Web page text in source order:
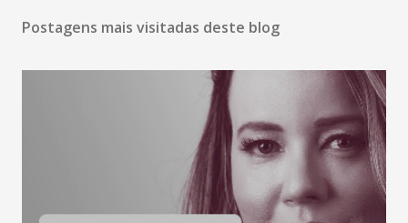
de negócios do Nordeste, reunindo profissionais de marcas
LinkedIn, VISA, Grupo 3corações, TikTok e M. Dias Branco.
A nova edição chega em um momento em que autenticidade
e consistência ganham peso nas conversas sobre marca,
liderança e estratégia. - Vivemos um momento em que todo
mundo fala muito e poucos entregam de verdade. O NM2B
sempre existiu para dar palco a quem constrói com
Postagens mais visitadas deste blog